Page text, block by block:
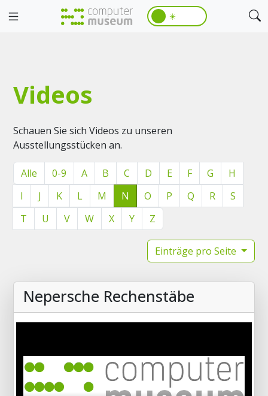
☀️
Videos
Schauen Sie sich Videos zu unseren
Ausstellungsstücken an.
Alle 0-9 A B C D E F G
H
I
J K L M N O P Q R
S
T
U V W X Y Z
Einträge pro Seite
Nepersche Rechenstäbe